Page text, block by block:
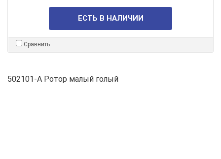
ЕСТЬ В НАЛИЧИИ
Сравнить
502101-A Ротор малый голый